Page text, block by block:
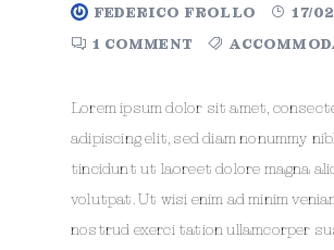
FEDERICO FROLLO
17/
1 COMMENT
Lorem ipsum dolor sit amet,
adipiscing elit, sed diam nonummy
tincidunt ut laoreet dolore magna
volutpat. Ut wisi enim ad minim
nostrud exerci tation ullamcorper